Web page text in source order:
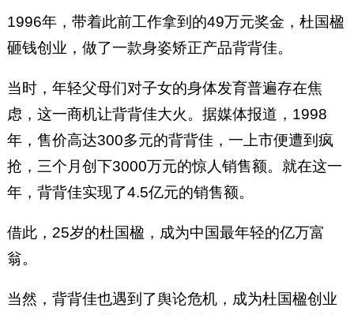
1996年，带着此前工作拿到的49万元奖金，杜国楹
砸钱创业，做了一款身姿矫正产品背背佳。
当时，年轻父母们对子女的身体发育普遍存在焦
虑，这一商机让背背佳大火。据媒体报道，1998
年，售价高达300多元的背背佳，一上市便遭到疯
抢，三个月创下3000万元的惊人销售额。就在这一
年，背背佳实现了4.5亿元的销售额。
借此，25岁的杜国楹，成为中国最年轻的亿万富
翁。
当然，背背佳也遇到了舆论危机，成为杜国楹创业